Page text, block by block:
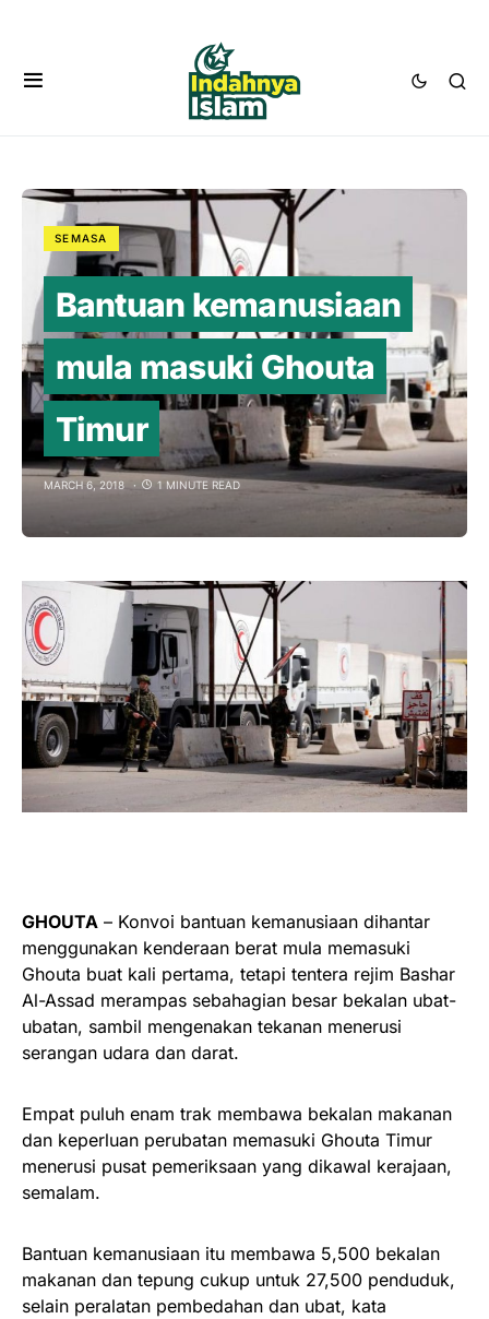
SEMASA
Bantuan kemanusiaan
mula masuki Ghouta
Timur
MARCH 6, 2018 1 MINUTE READ
GHOUTA – Konvoi bantuan kemanusiaan dihantar
menggunakan kenderaan berat mula memasuki
Ghouta buat kali pertama, tetapi tentera rejim Bashar
Al-Assad merampas sebahagian besar bekalan ubat-
ubatan, sambil mengenakan tekanan menerusi
serangan udara dan darat.
Empat puluh enam trak membawa bekalan makanan
dan keperluan perubatan memasuki Ghouta Timur
menerusi pusat pemeriksaan yang dikawal kerajaan,
semalam.
Bantuan kemanusiaan itu membawa 5,500 bekalan
makanan dan tepung cukup untuk 27,500 penduduk,
selain peralatan pembedahan dan ubat, kata